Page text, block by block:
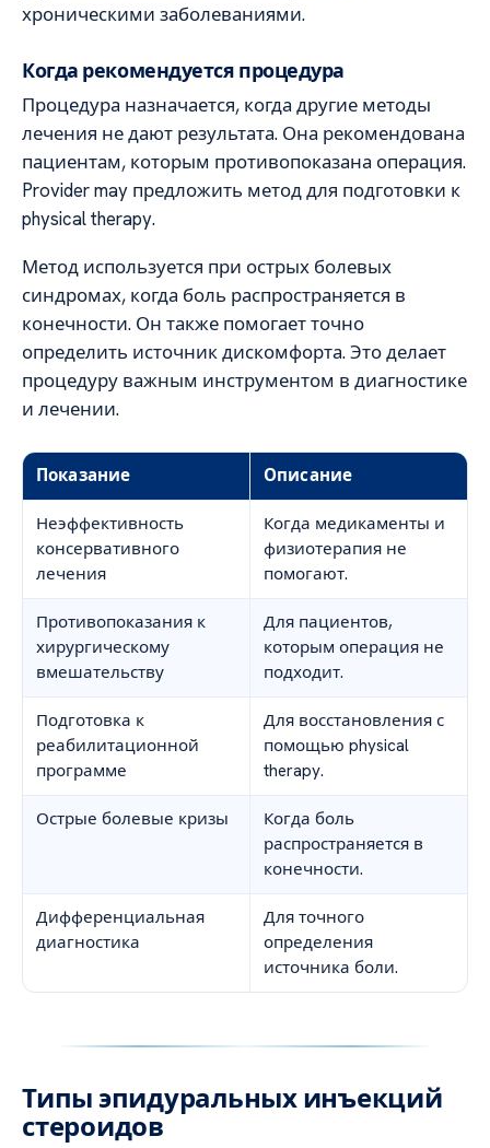
хроническими заболеваниями.
Когда рекомендуется процедура
Процедура назначается, когда другие методы
лечения не дают результата. Она рекомендована
пациентам, которым противопоказана операция.
Provider may предложить метод для подготовки к
physical therapy.
Метод используется при острых болевых
синдромах, когда боль распространяется в
конечности. Он также помогает точно
определить источник дискомфорта. Это делает
процедуру важным инструментом в диагностике
и лечении.
Показание Описание
Неэффективность
консервативного
лечения
Когда медикаменты и
физиотерапия не
помогают.
Противопоказания к
хирургическому
вмешательству
Для пациентов,
которым операция не
подходит.
Подготовка к
реабилитационной
программе
Для восстановления с
помощью physical
therapy.
Острые болевые кризы
Когда боль
распространяется в
конечности.
Дифференциальная
диагностика
Для точного
определения
источника боли.
Типы эпидуральных инъекций
стероидов